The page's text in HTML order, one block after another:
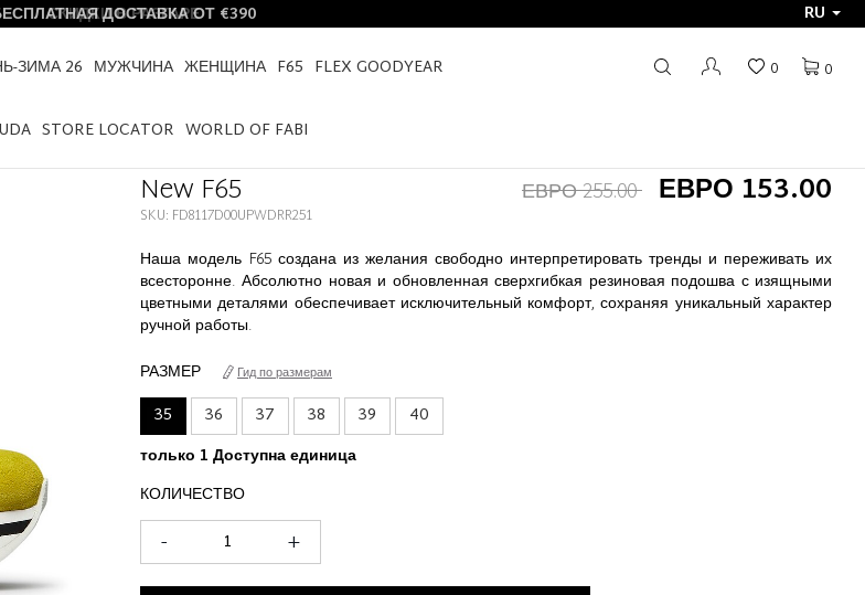
ДОСТАВКА ОТ €390
RU
ЗИМА 26 МУЖЧИНА ЖЕНЩИНА F65 FLEX GOODYEAR
STORE LOCATOR WORLD OF FABI
0
0
HOME NEW F65
New F65 ЕВРО 255.00 ЕВРО 153.00
SKU: FD8117D00UPWDRR251
Наша модель F65 создана из желания свободно интерпретировать тренды и переживать их
всесторонне. Абсолютно новая и обновленная сверхгибкая резиновая подошва с изящными
цветными деталями обеспечивает исключительный комфорт, сохраняя уникальный характер
ручной работы.
РАЗМЕР
Гид по размерам
35 36 37 38 39
40
только 1 Доступна единица
КОЛИЧЕСТВО
+
-